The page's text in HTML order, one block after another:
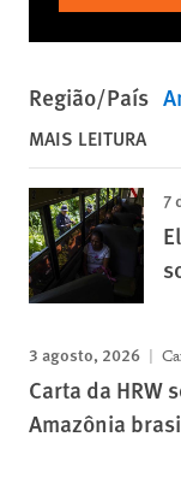
Região/País
MAIS LEITURA
7
3 agosto, 2026
Carta da HRW
Amazônia